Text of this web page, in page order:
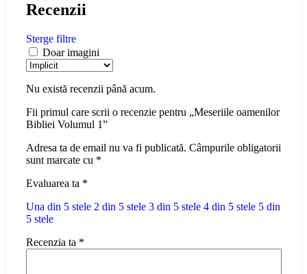
Recenzii
Sterge filtre
Doar imagini
Nu există recenzii până acum.
Fii primul care scrii o recenzie pentru „Meseriile oamenilor
Bibliei Volumul 1”
Adresa ta de email nu va fi publicată. Câmpurile obligatorii
sunt marcate cu *
Evaluarea ta *
Una din 5 stele 2 din 5 stele 3 din 5 stele 4 din 5 stele 5 din
5 stele
Recenzia ta *